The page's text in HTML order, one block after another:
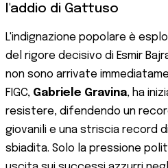
l'addio di Gattuso
L'indignazione popolare è
del rigore decisivo di Esmir
non sono arrivate
FIGC, Gabriele Gravina, ha
resistere, difendendo un
giovanili e una striscia record
sbiadita. Solo la pressione